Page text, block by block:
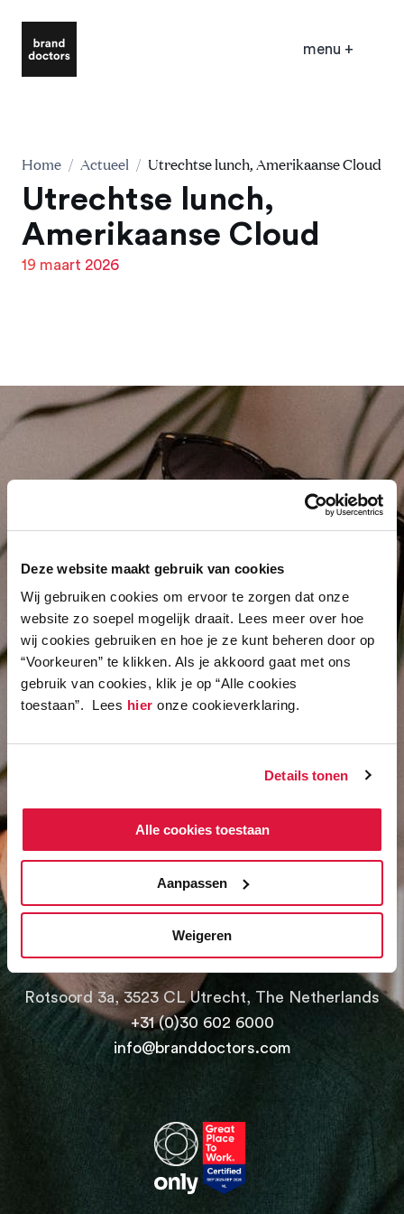
Deze website maakt gebruik van cookies
Wij gebruiken cookies om ervoor te zorgen dat onze
website zo soepel mogelijk draait. Lees meer over hoe
wij cookies gebruiken en hoe je ze kunt beheren door op
“Voorkeuren” te klikken. Als je akkoord gaat met ons
gebruik van cookies, klik je op “Alle cookies
toestaan”. Lees hier onze cookieverklaring.
Details tonen
Alle cookies toestaan
Aanpassen
Weigeren
menu +
Home / Actueel / Utrechtse lunch, Amerikaanse Cloud
Utrechtse lunch,
Amerikaanse Cloud
19 maart 2026
Laten wekennismaken
Rotsoord 3a, 3523 CL Utrecht, The Netherlands
+31 (0)30 602 6000
info@branddoctors.com